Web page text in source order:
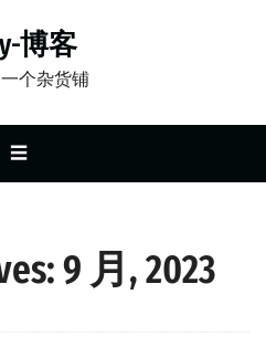
博客
个杂货铺
☰
9 月, 2023